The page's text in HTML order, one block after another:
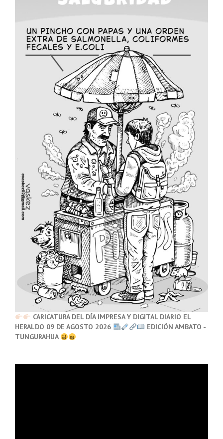
CARICATURA DEL DÍA IMPRESA Y DIGITAL DIARIO EL
HERALDO 09 DE AGOSTO 2026
EDICIÓN AMBATO -
TUNGURAHUA